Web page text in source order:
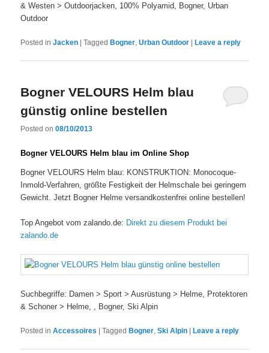
& Westen > Outdoorjacken, 100% Polyamid, Bogner, Urban
Outdoor
Posted in Jacken |Tagged Bogner ,Urban Outdoor |Leave a reply
Bogner VELOURS Helm blau
günstig online bestellen
Posted on08/10/2013
Bogner VELOURS Helm blau im Online Shop
Bogner VELOURS Helm blau: KONSTRUKTION: Monocoque-
Inmold-Verfahren, größte Festigkeit der Helmschale bei geringem
Gewicht. Jetzt Bogner Helme versandkostenfrei online bestellen!
Top Angebot vom zalando.de: Direkt zu diesem Produkt bei
zalando.de
Suchbegriffe: Damen > Sport > Ausrüstung > Helme, Protektoren
& Schoner > Helme, , Bogner, Ski Alpin
Posted in Accessoires |Tagged Bogner,Ski Alpin Leave a reply